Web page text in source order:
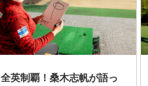
全英制覇！桑木志帆が語っ